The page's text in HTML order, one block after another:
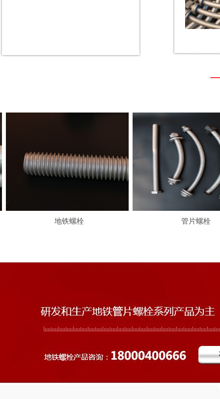
地铁螺栓 管片螺栓